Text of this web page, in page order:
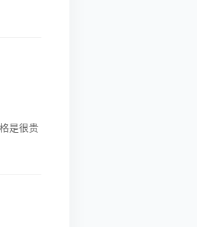
是很贵